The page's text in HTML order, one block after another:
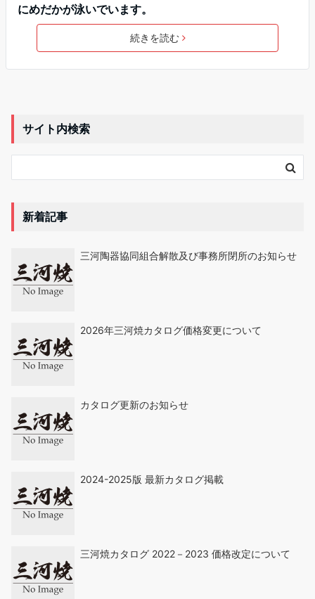
にめだかが泳いでいます。
続きを読む
サイト内検索
新着記事
三河陶器協同組合解散及び事務所閉所のお知らせ
2026年三河焼カタログ価格変更について
カタログ更新のお知らせ
2024-2025版 最新カタログ掲載
三河焼カタログ 2022－2023 価格改定について